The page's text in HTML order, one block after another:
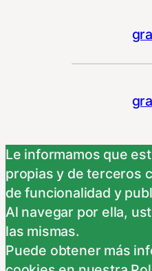
Le informamos que
propias y de terceros
de funcionalidad y
Al navegar por ella,
las mismas.
Puede obtener más